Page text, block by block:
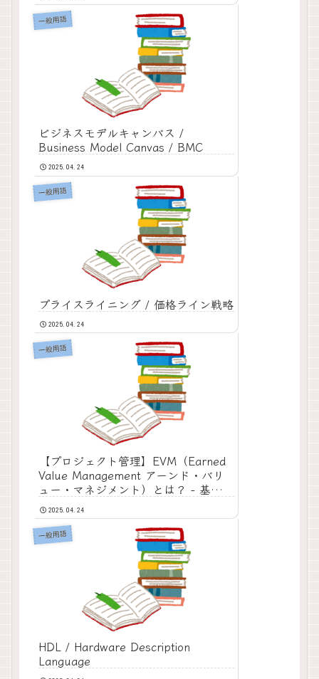
一般用語
ビジネスモデルキャンバス /
Business Model Canvas / BMC
2025.04.24
一般用語
プライスライニング / 価格ライン戦略
2025.04.24
一般用語
【プロジェクト管理】EVM（Earned
Value Management アーンド・バリ
ュー・マネジメント）とは？ - 基本指
標と計算方法を分かりやすく解説
2025.04.24
一般用語
HDL / Hardware Description
Language